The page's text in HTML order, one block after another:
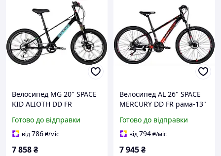
Велосипед MG 20" SPACE
KID ALIOTH DD FR
Готово до відправки
від786₴/міс
7 858₴
Велосипед AL 26" SPACE
MERCURY DD FR рама-13"
Готово до відправки
від794₴/міс
7 945₴